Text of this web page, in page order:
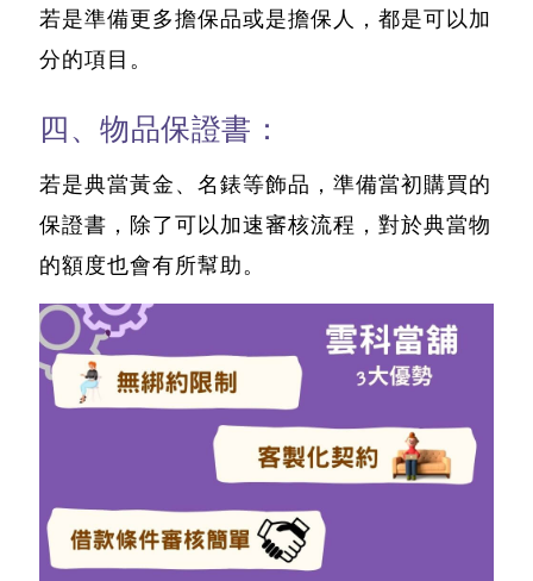
若是準備更多擔保品或是擔保人，都是可以加
分的項目。
四、物品保證書：
若是典當黃金、名錶等飾品，準備當初購買的
保證書，除了可以加速審核流程，對於典當物
的額度也會有所幫助。